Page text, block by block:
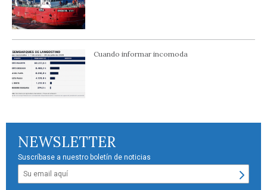
Cuando informar incomoda
NEWSLETTER
Suscríbase a nuestro boletín de noticias